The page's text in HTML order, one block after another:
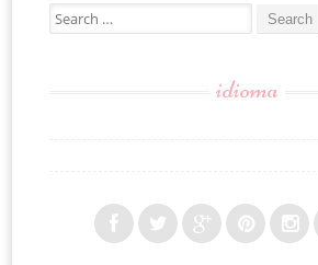
Search for:
idioma